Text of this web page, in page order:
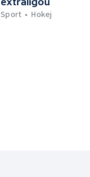
Sport
Hokej